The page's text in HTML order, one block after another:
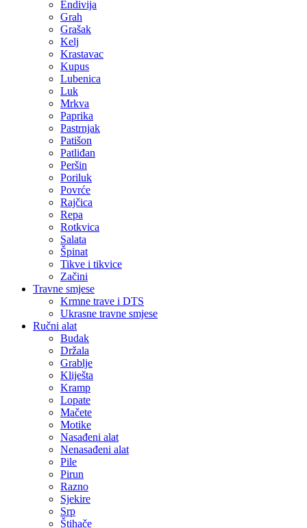
Endivija
Grah
Grašak
Kelj
Krastavac
Kupus
Lubenica
Luk
Mrkva
Paprika
Pastrnjak
Patišon
Patliđan
Peršin
Poriluk
Povrće
Rajčica
Repa
Rotkvica
Salata
Špinat
Tikve i tikvice
Začini
Travne smjese
Krmne trave i DTS
Ukrasne travne smjese
Ručni alat
Budak
Držala
Grablje
Kliješta
Kramp
Lopate
Mačete
Motike
Nasađeni alat
Nenasađeni alat
Pile
Pirun
Razno
Sjekire
Srp
Štihače